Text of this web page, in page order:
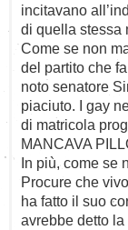
incitavano
di quella stessa
Come se non
del partito che
noto senatore
piaciuto. I gay
di matricola
MANCAVA
In più, come se
Procure che
ha fatto il suo
avrebbe detto